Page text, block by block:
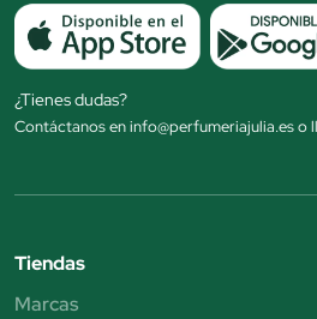
¿Tienes dudas?
Contáctanos en info@perfumeriajulia.es o
Tiendas
Marcas